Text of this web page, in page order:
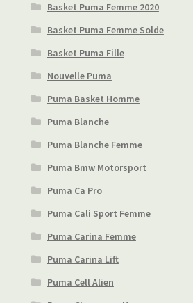
Basket Puma Femme 2020
Basket Puma Femme Solde
Basket Puma Fille
Nouvelle Puma
Puma Basket Homme
Puma Blanche
Puma Blanche Femme
Puma Bmw Motorsport
Puma Ca Pro
Puma Cali Sport Femme
Puma Carina Femme
Puma Carina Lift
Puma Cell Alien